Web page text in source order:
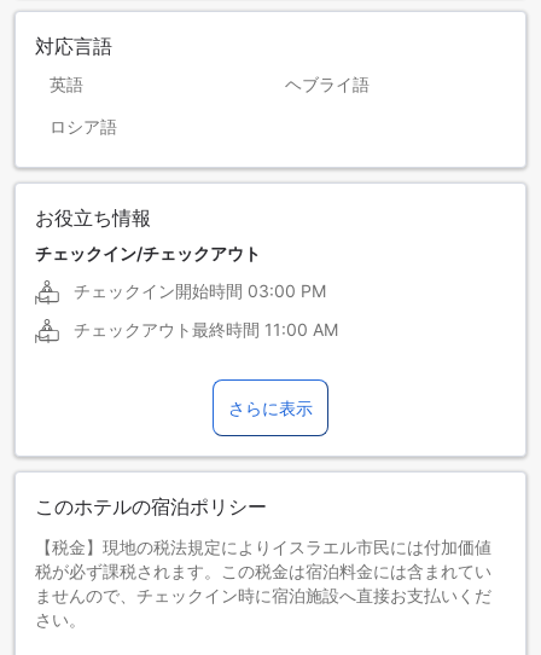
対応言語
英語 ヘブライ語
ロシア語
お役立ち情報
チェックイン/チェックアウト
チェックイン開始時間 03:00 PM
チェックアウト最終時間 11:00 AM
さらに表示
このホテルの宿泊ポリシー
【税金】現地の税法規定によりイスラエル市民には付加価値
税が必ず課税されます。この税金は宿泊料金には含まれてい
ませんので、チェックイン時に宿泊施設へ直接お支払いくだ
さい。